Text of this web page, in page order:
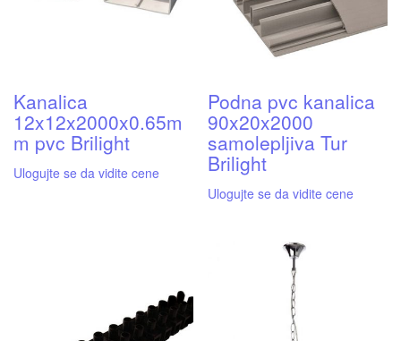
Kanalica
12x12x2000x0.65m
m pvc Brilight
Ulogujte se da vidite cene
Podna pvc kanalica
90x20x2000
samolepljiva Tur
Brilight
Ulogujte se da vidite cene